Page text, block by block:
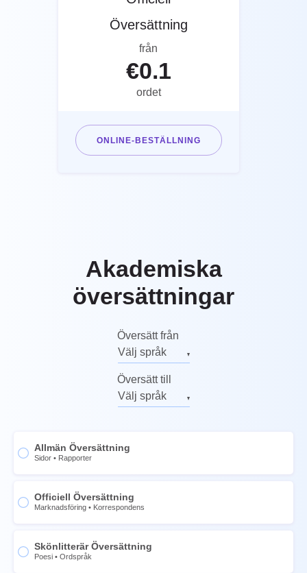
Översättning
från
€0.1
ordet
ONLINE-BESTÄLLNING
Akademiska
översättningar
Översätt från
Välj språk
Engelska
Ryska
Kinesiska
Översätt till
Välj språk
Franska
Kinesiska
Allmän Översättning
Sidor • Rapporter
Officiell Översättning
Marknadsföring • Korrespondens
Skönlitterär Översättning
Poesi • Ordspråk